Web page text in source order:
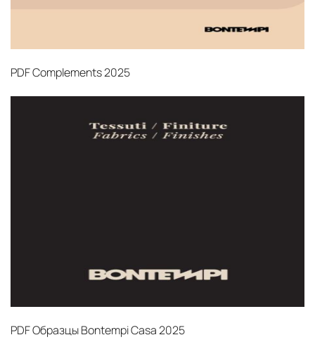
PDFComplements 2025
PDFОбразцы Bontempi Casa 2025